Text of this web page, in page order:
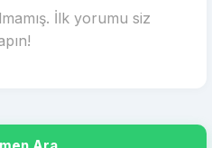
İlk yorumu siz